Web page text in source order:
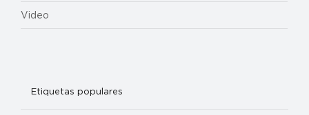
Video
Etiquetas populares